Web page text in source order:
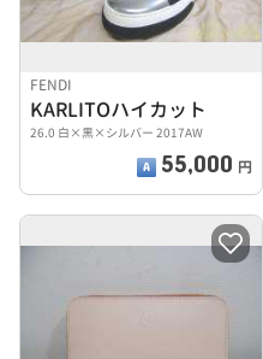
FENDI
KARLITOハイカット
26.0 白×黒×シルバー 2017AW
55,000 円